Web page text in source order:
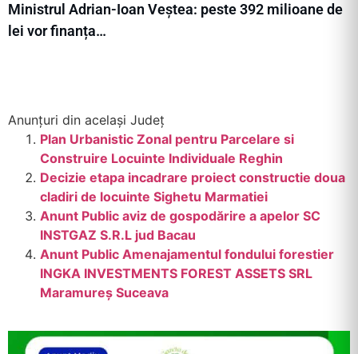
Ministrul Adrian-Ioan Veștea: peste 392 milioane de
lei vor finanța…
Anunțuri din același Județ
Plan Urbanistic Zonal pentru Parcelare si
Construire Locuinte Individuale Reghin
Decizie etapa incadrare proiect constructie doua
cladiri de locuinte Sighetu Marmatiei
Anunt Public aviz de gospodărire a apelor SC
INSTGAZ S.R.L jud Bacau
Anunt Public Amenajamentul fondului forestier
INGKA INVESTMENTS FOREST ASSETS SRL
Maramureș Suceava